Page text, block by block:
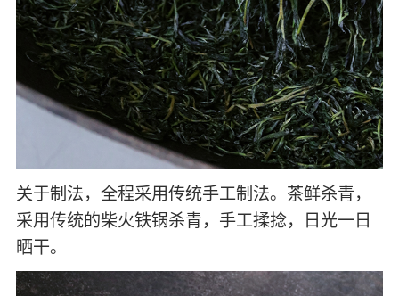
关于制法，全程采用传统手工制法。茶鲜杀青，
采用传统的柴火铁锅杀青，手工揉捻，日光一日
晒干。